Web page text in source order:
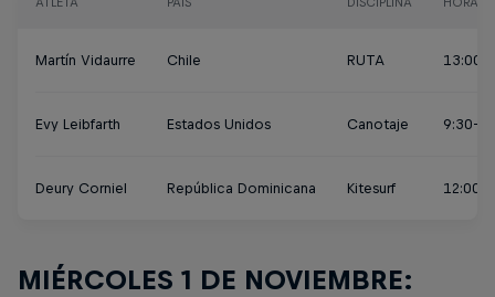
Martín Vidaurre Chile RUTA 13:00
Evy Leibfarth Estados Unidos Canotaje 9:30-
Deury Corniel República Dominicana Kitesurf 12:00-
MIÉRCOLES 1 DE NOVIEMBRE: